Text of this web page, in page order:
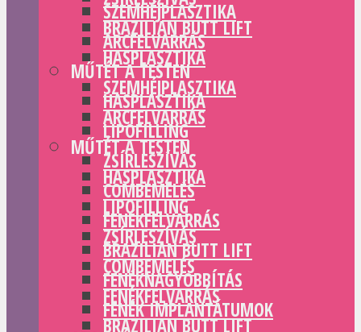
SZEMHÉJPLASZTIKA
ARCFELVARRÁS
MŰTÉT A TESTEN
HASPLASZTIKA
LIPOFILLING
ZSÍRLESZÍVÁS
COMBEMELÉS
FENÉKFELVARRÁS
BRAZILIAN BUTT LIFT
FENÉKNAGYOBBÍTÁS
FENÉK IMPLANTÁTUMOK
BRAZILIAN BUTT LIFT
HASPLASZTIKA
SZEMHÉJPLASZTIKA
ARCFELVARRÁS
MŰTÉT A TESTEN
HASPLASZTIKA
LIPOFILLING
ZSÍRLESZÍVÁS
COMBEMELÉS
FENÉKFELVARRÁS
BRAZILIAN BUTT LIFT